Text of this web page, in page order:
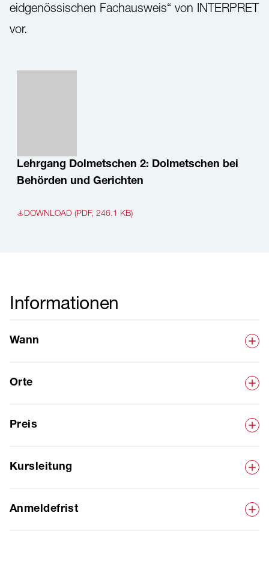
eidgenössischen Fachausweis“ von INTERPRET
vor.
Lehrgang Dolmetschen 2: Dolmetschen bei
Behörden und Gerichten
DOWNLOAD (PDF, 246.1 KB)
Informationen
Wann
Orte
Preis
Kursleitung
Anmeldefrist